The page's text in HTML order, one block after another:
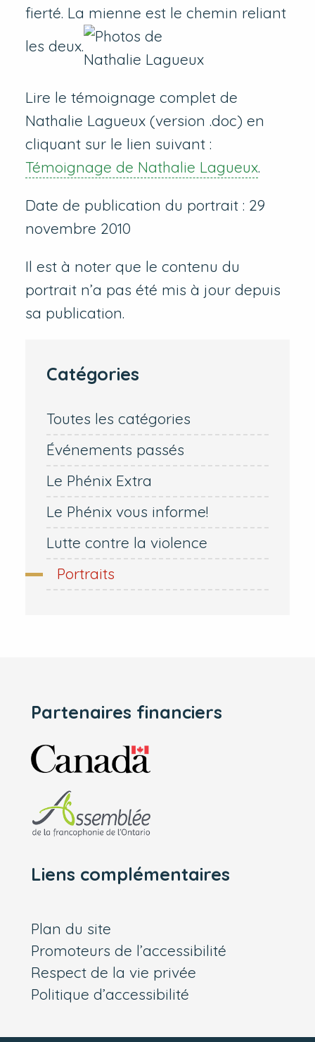
fierté. La mienne est le chemin reliant
les deux.
Lire le témoignage complet de
Nathalie Lagueux (version .doc) en
cliquant sur le lien suivant :
Témoignage de Nathalie Lagueux.
Date de publication du portrait : 29
novembre 2010
Il est à noter que le contenu du
portrait n’a pas été mis à jour depuis
sa publication.
Catégories
Toutes les catégories
Événements passés
Le Phénix Extra
Le Phénix vous informe!
Lutte contre la violence
Portraits
Partenaires financiers
Liens complémentaires
Plan du site
Promoteurs de l’accessibilité
Respect de la vie privée
Politique d’accessibilité